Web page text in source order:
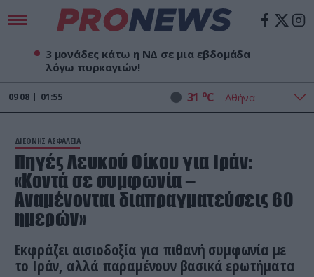
3 μονάδες κάτω η ΝΔ σε μια εβδομάδα
λόγω πυρκαγιών!
09 08 01:55 31 oC
ΔΙΕΘΝΗΣ ΑΣΦΑΛΕΙΑ
Πηγές Λευκού Οίκου για Ιράν:
«Κοντά σε συμφωνία –
Αναμένονται διαπραγματεύσεις 60
ημερών»
Εκφράζει αισιοδοξία για πιθανή συμφωνία με
το Ιράν, αλλά παραμένουν βασικά ερωτήματα